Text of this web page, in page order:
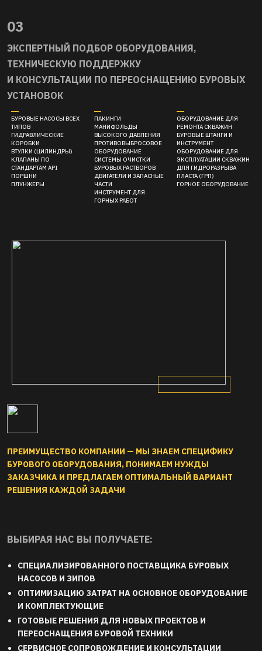
(TRIDO)
APLEX
WEIR SPM
VERMEER
DITCH WITCH
UNI
PRIME DRILLING
HERRENKNECHT
ASTEC
ATLAS COPCO
BOART
UNIVERSAL
03
ЭКСПЕРТНЫЙ ПОДБОР ОБОРУДОВАНИЯ,
ТЕХНИЧЕСКУЮ ПОДДЕРЖКУ
И КОНСУЛЬТАЦИИ ПО ПЕРЕОСНАЩЕНИЮ БУРОВЫХ
УСТАНОВОК
ПРЕИМУЩЕСТВО КОМПАНИИ — МЫ ЗНАЕМ СПЕЦИФИКУ
БУРОВОГО ОБОРУДОВАНИЯ, ПОНИМАЕМ НУЖДЫ
ЗАКАЗЧИКА И ПРЕДЛАГАЕМ ОПТИМАЛЬНЫЙ ВАРИАНТ
РЕШЕНИЯ КАЖДОЙ ЗАДАЧИ
ВЫБИРАЯ НАС ВЫ ПОЛУЧАЕТЕ:
СПЕЦИАЛИЗИРОВАННОГО ПОСТАВЩИКА БУРОВЫХ
НАСОСОВ И ЗИПОВ
ОПТИМИЗАЦИЮ ЗАТРАТ НА ОСНОВНОЕ ОБОРУДОВАНИЕ
И КОМПЛЕКТУЮЩИЕ
ГОТОВЫЕ РЕШЕНИЯ ДЛЯ НОВЫХ ПРОЕКТОВ И
ПЕРЕОСНАЩЕНИЯ БУРОВОЙ ТЕХНИКИ
СЕРВИСНОЕ СОПРОВОЖДЕНИЕ И КОНСУЛЬТАЦИИ